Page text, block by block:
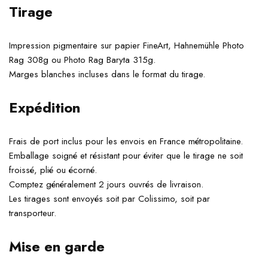
Tirage
Impression pigmentaire sur papier FineArt, Hahnemühle Photo
Rag 308g ou Photo Rag Baryta 315g.
Marges blanches incluses dans le format du tirage.
Expédition
Frais de port inclus pour les envois en France métropolitaine.
Emballage soigné et résistant pour éviter que le tirage ne soit
froissé, plié ou écorné.
Comptez généralement 2 jours ouvrés de livraison.
Les tirages sont envoyés soit par Colissimo, soit par
transporteur.
Mise en garde